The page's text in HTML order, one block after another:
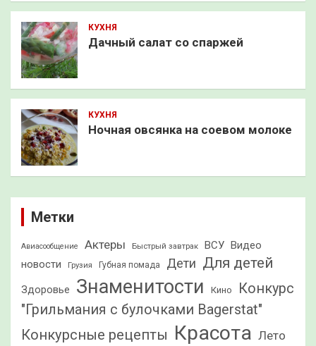
КУХНЯ
Дачный салат со спаржей
КУХНЯ
Ночная овсянка на соевом молоке
Метки
Авиасообщение Актеры Быстрый завтрак ВСУ Видео
новости
Грузия Губная помада Дети Для детей
Здоровье Знаменитости Кино
Конкурс
"Грильмания с булочками Bagerstat"
Конкурсные рецепты Красота Лето